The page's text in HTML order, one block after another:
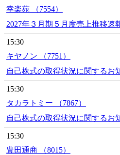
幸楽苑 （7554）
2027年３月期５月度売上推移速
15:30
キヤノン （7751）
自己株式の取得状況に関するお
15:30
タカラトミー （7867）
自己株式の取得状況に関するお
15:30
豊田通商 （8015）